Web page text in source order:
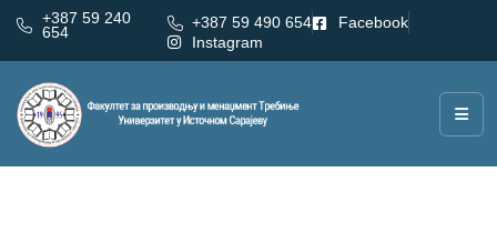
+387 59 240
654
+387 59 490 654
Facebook
Instagram